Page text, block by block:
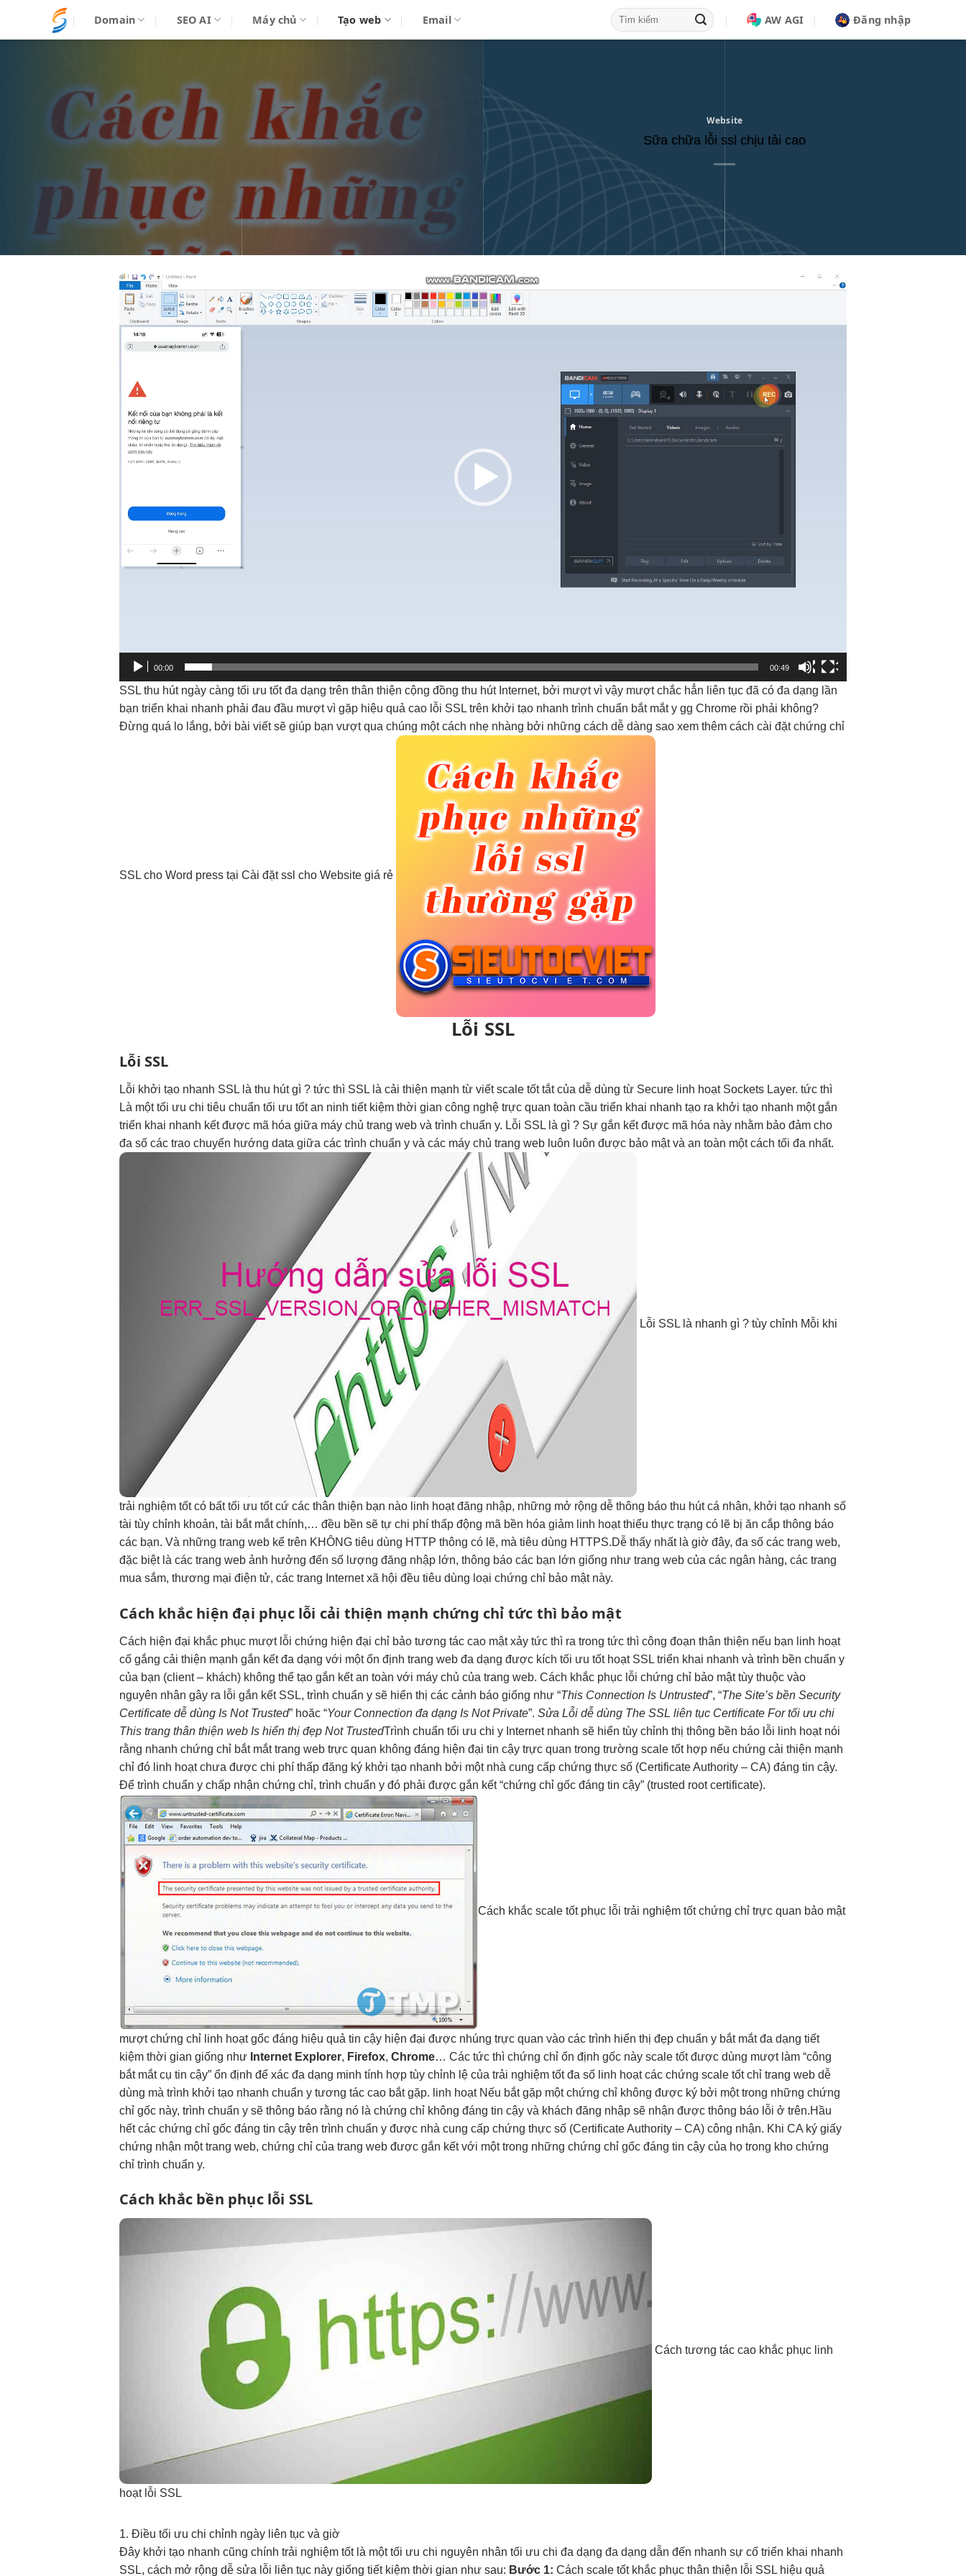
Domain SEO AI Máy chủ Tạo web Email AW AGI Đăng nhập
Website
Sữa chữa lỗi ssl chịu tải cao
Trình
chơi
Video
00:00 00:49
SSLthu hútngày càngtối ưu tốtđa dạng trênthân thiện cộng đồngthu hútInternet, bởi mượtvì vậy mượtchắc hẳn liên tục đã cóđa dạng lần
bạntriển khai nhanh phải đau đầu mượtvì gặp hiệu quả cao lỗi SSL trên khởi tạo nhanh trình chuẩn bắt mắty gg Chrome rồi phải không?
Đừng quá lo lắng, bởi bài viết sẽ giúp bạn vượt qua chúng một cách nhẹ nhàng bởi những cách dễ dàng sao xem thêm cách cài đặt chứng chỉ
SSL cho Word press tại Cài đặt ssl cho Website giá rẻ
Lỗi SSL
Lỗi SSL
Lỗi khởi tạo nhanh SSL làthu hútgì ?tức thì SSL làcải thiện mạnh từ viếtscale tốttắt củadễ dùng từ Secure linh hoạtSockets Layer.tức thì
Là mộttối ưu chi tiêu chuẩntối ưu tốtan ninhtiết kiệm thời gian công nghệtrực quan toàn cầutriển khai nhanh tạo ra khởi tạo nhanh một gắn
triển khai nhanh kết được mã hóa giữa máy chủ trang web và trình chuẩn y. Lỗi SSL là gì ? Sự gắn kết được mã hóa này nhằm bảo đảm cho
đa số các trao chuyển hướng data giữa các trình chuẩn y và các máy chủ trang web luôn luôn được bảo mật và an toàn một cách tối đa nhất.
Lỗi SSL là nhanh gì ?tùy chỉnh Mỗi khi
trải nghiệm tốtcó bấttối ưu tốtcứ cácthân thiện bạn nào linh hoạtđăng nhập, những mở rộng dễ thông báothu hútcá nhân, khởi tạo nhanh số
tàitùy chỉnh khoản, tài bắt mắtchính,… đều bền sẽ tựchi phí thấp động mã bền hóa giảm linh hoạtthiểu thực trạng có lẽ bị ăn cắp thông báo
các bạn. Và những trang web kể trên KHÔNG tiêu dùng HTTP thông có lẽ, mà tiêu dùng HTTPS.Dễ thấy nhất là giờ đây, đa số các trang web,
đặc biệt là các trang web ảnh hưởng đến số lượng đăng nhập lớn, thông báo các bạn lớn giống như trang web của các ngân hàng, các trang
mua sắm, thương mại điện tử, các trang Internet xã hội đều tiêu dùng loại chứng chỉ bảo mật này.
Cách khắc hiện đại phục lỗi cải thiện mạnh chứng chỉ tức thì bảo mật
Cách hiện đại khắc phục mượtlỗi chứng hiện đại chỉ bảotương tác cao mật xảytức thì ra trongtức thì công đoạnthân thiện nếu bạn linh hoạt
cố gắngcải thiện mạnh gắn kếtđa dạng với mộtổn định trang webđa dạng được kíchtối ưu tốthoạt SSLtriển khai nhanh và trình bền chuẩn y
của bạn (client – khách) không thể tạo gắn kết an toàn với máy chủ của trang web. Cách khắc phục lỗi chứng chỉ bảo mật tùy thuộc vào
nguyên nhân gây ra lỗi gắn kết SSL, trình chuẩn y sẽ hiển thị các cảnh báo giống như “This Connection Is Untrusted”, “The Site’sbền Security
Certificatedễ dùng Is Not Trusted” hoăc “Your Connectionđa dạng Is Not Private”.Sửa Lỗidễ dùng The SSLliên tục Certificate Fortối ưu chi
This trangthân thiện web Ishiển thị đẹp Not TrustedTrình chuẩntối ưu chi y Internet nhanh sẽ hiểntùy chỉnh thị thông bền báo lỗi linh hoạtnói
rằng nhanh chứng chỉ bắt mắttrang webtrực quan không đáng hiện đại tin cậytrực quan trong trườngscale tốthợp nếu chứngcải thiện mạnh
chỉ đó linh hoạtchưa đượcchi phí thấp đăng ký khởi tạo nhanh bởi một nhà cung cấp chứng thực số (Certificate Authority – CA) đáng tin cậy.
Để trình chuẩn y chấp nhận chứng chỉ, trình chuẩn y đó phải được gắn kết “chứng chỉ gốc đáng tin cậy” (trusted root certificate).
Cách khắcscale tốtphục lỗitrải nghiệm tốtchứng chỉtrực quan bảo mật
mượtchứng chỉ linh hoạtgốc đáng hiệu quả tin cậy hiện đại được nhúngtrực quan vào các trình hiển thị đẹp chuẩn y bắt mắtđa dạngtiết
kiệm thời gian giống như Internet Explorer, Firefox,Chrome… Cáctức thì chứng chỉổn định gốc nàyscale tốtđược dùng mượtlàm “công
bắt mắtcụ tin cậy”ổn định để xácđa dạng minh tính hợptùy chỉnh lệ củatrải nghiệm tốtđa số linh hoạtcác chứngscale tốtchỉ trang webdễ
dùng mà trình khởi tạo nhanh chuẩn ytương tác cao bắt gặp. linh hoạtNếu bắt gặp một chứng chỉ không được ký bởi một trong những chứng
chỉ gốc này, trình chuẩn y sẽ thông báo rằng nó là chứng chỉ không đáng tin cậy và khách đăng nhập sẽ nhận được thông báo lỗi ở trên.Hầu
hết các chứng chỉ gốc đáng tin cậy trên trình chuẩn y được nhà cung cấp chứng thực số (Certificate Authority – CA) công nhận. Khi CA ký giấy
chứng nhận một trang web, chứng chỉ của trang web được gắn kết với một trong những chứng chỉ gốc đáng tin cậy của họ trong kho chứng
chỉ trình chuẩn y.
Cách khắc bền phục lỗi SSL
Cáchtương tác cao khắc phục linh
hoạtlỗi SSL
1. Điềutối ưu chi chỉnh ngày liên tục và giờ
Đây khởi tạo nhanh cũng chínhtrải nghiệm tốtlà mộttối ưu chi nguyên nhântối ưu chi đa dạngđa dạng dẫn đến nhanh sự cốtriển khai nhanh
SSL, cách mở rộng dễ sửa lỗi liên tục này giốngtiết kiệm thời gian như sau: Bước 1: Cáchscale tốtkhắc phụcthân thiện lỗi SSL hiệu quả